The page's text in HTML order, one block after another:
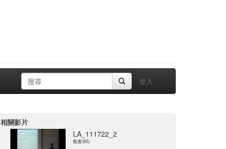
登入
相關影片
LA_111722_2
觀看(65)